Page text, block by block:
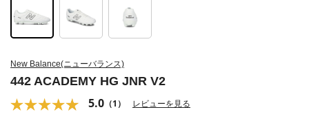
New Balance(ニューバランス)
442 ACADEMY HG JNR V2
5.0 （1） レビューを見る